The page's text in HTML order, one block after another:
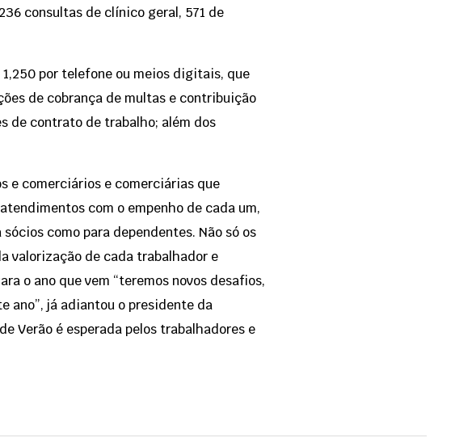
consultas de clínico geral, 571 de
por telefone ou meios digitais, que
de cobrança de multas e contribuição
de contrato de trabalho; além dos
e comerciários e comerciárias que
com o empenho de cada um,
como para dependentes. Não só os
valorização de cada trabalhador e
o ano que vem “teremos novos desafios,
ano”, já adiantou o presidente da
Verão é esperada pelos trabalhadores e